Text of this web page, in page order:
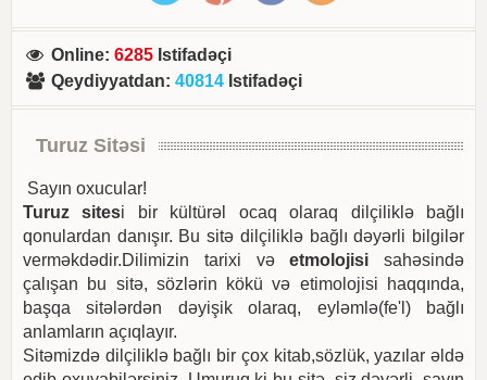
Online:6285 Istifadəçi
Qeydiyyatdan:40814 Istifadəçi
Turuz Sitəsi
Sayın oxucular!
Turuz sitesi bir kültürəl ocaq olaraq dilçiliklə bağlı
qonulardan danışır. Bu sitə dilçiliklə bağlı dəyərli bilgilər
verməkdədir.Dilimizin tarixi vəetmolojisi sahəsində
çalışan bu sitə, sözlərin kökü və etimolojisi haqqında,
başqa sitələrdən dəyişik olaraq, eyləmlə(fe'l) bağlı
anlamların açıqlayır.
Sitəmizdə dilçiliklə bağlı bir çox kitab,sözlük, yazılar əldə